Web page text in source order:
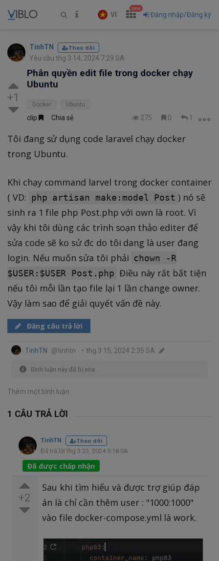
VI
new
Đăng nhập/Đăng ký
TinhTN Theo dõi
Yêu cầu thg 3 14, 2024 7:29 SA
+1
Phân quyền edit file trong docker chạy
Ubuntu
Docker Ubuntu
clip Chia sẻ 275 0 1
Tôi đang sử dụng code laravel chạy docker
trong Ubuntu.
Khi chạy command larvel trong docker container
( VD: php artisan make:model Post ) nó sẽ
sinh ra 1 file php Post.php với own là root. Vì
vậy khi tôi dùng các trình soạn thảo editer để
sửa code sẽ ko sử đc do tôi dang là user đang
login. Nếu muốn sửa tôi phải chown -R
$USER:$USER Post.php Điều này rất bất tiện
nếu tôi mỗi lần tạo file lại 1 lần change owner.
Vậy làm sao để giải quyết vấn đề này.
Đăng câu trả lời
TinhTN @tinhtn • thg 3 15, 2024 2:35 SA
Bình luận này đã bị xóa
Thêm một bình luận
1 CÂU TRẢ LỜI
TinhTN
Theo dõi
Đã trả lời thg 3 23, 2024 5:18 SA
Đã được chấp nhận
+2
Sau khi tìm hiểu và được trợ giúp đáp
án là chỉ cần thêm user : "1000:1000"
vào file docker-compose.yml là work.